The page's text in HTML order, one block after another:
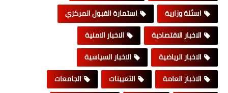
اسئلة وزارية
استمارة القبول المركزي
الاخبار الاقتصادية
الاخبار الامنية
الاخبار الرياضية
الاخبار السياسية
الاخبار العامة
التعيينات
الجامعات